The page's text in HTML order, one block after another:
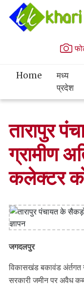
Home
मध्य
प्रदेश
तारापुर
ग्रामीण
कलेक्टर को
जगदलपुर
विकासखंड बकावंड अंर्तगत
सरकारी जमीन पर अवैध